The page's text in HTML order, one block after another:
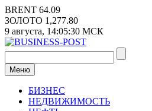
Перейти
к
содержимому
BRENT 64.09
ЗОЛОТО 1,277.80
9 августа, 14:05:30 МСК
Меню
БИЗНЕС
НЕДВИЖИМОСТЬ